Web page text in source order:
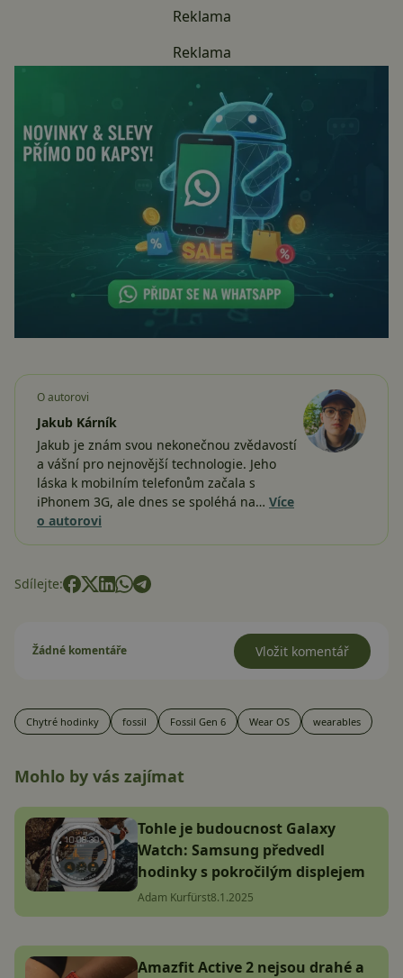
Reklama
Reklama
O autorovi
Jakub Kárník
Jakub je znám svou nekonečnou zvědavostí
a vášní pro nejnovější technologie. Jeho
láska k mobilním telefonům začala s
iPhonem 3G, ale dnes se spoléhá na… Více
o autorovi
Sdílejte:
Žádné komentáře Vložit komentář
Chytré hodinky fossil Fossil Gen 6 Wear OS wearables
Mohlo by vás zajímat
Tohle je budoucnost Galaxy
Watch: Samsung předvedl
hodinky s pokročilým displejem
Adam Kurfürst8.1.2025
Amazfit Active 2 nejsou drahé a